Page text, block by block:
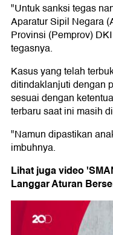
"Untuk sanksi tegas
Aparatur Sipil Negara
Provinsi (Pemprov)
tegasnya.
Kasus yang telah
ditindaklanjuti dengan
sesuai dengan
terbaru saat ini masih
"Namun dipastikan
imbuhnya.
Lihat juga video
Langgar Aturan